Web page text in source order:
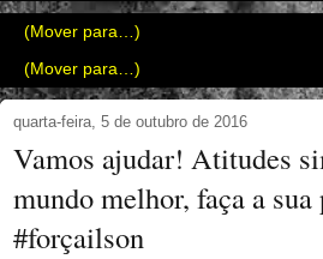
quarta-feira, 5 de outubro de 2016
Vamos ajudar! Atitudes
mundo melhor, faça a
#forçailson